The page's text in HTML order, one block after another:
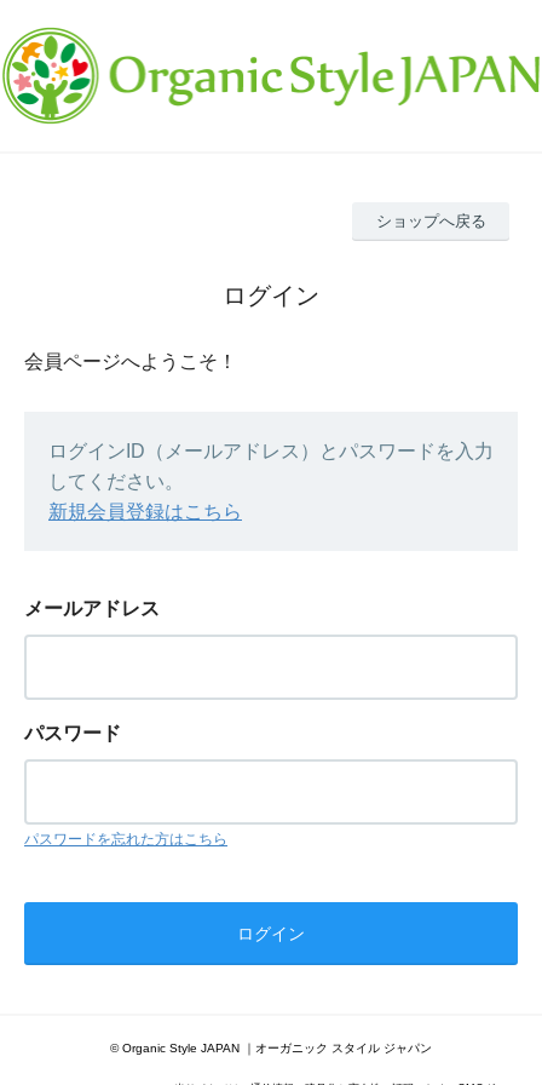
ショップへ戻る
ログイン
会員ページへようこそ！
ログインID（メールアドレス）とパスワードを入力
してください。
新規会員登録はこちら
メールアドレス
パスワード
パスワードを忘れた方はこちら
© Organic Style JAPAN ｜オーガニック スタイル ジャパン